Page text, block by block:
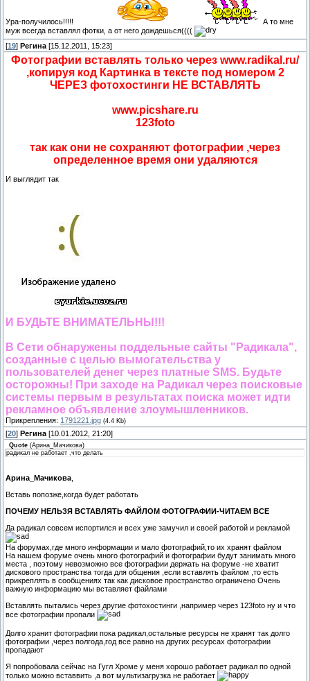
Ура-получилось!!!!!
А то мне
муж всегда вставлял фотки, а от него дождешься((((
[19] Регина [15.12.2011, 15:23]
Фотографии вставлять только через www.radikal.ru/
,копируя код Картинка в тексте под номером 2
ЧЕРЕЗ фотохостинги НЕ ВСТАВЛЯТЬ
www.picshare.ru
123foto
так как они не сохраняют фотографии ,через
определенное время они удаляются
И выглядит так
И БУДЬТЕ ВНИМАТЕЛЬНЫ!!!
В Сети обнаружены поддельные сайты "Радикала",
созданные с целью вымогательства у
пользователей денег через платные SMS. Будьте
осторожны! При заходе на Радикал через поисковые
системы первым в результатах поиска может идти
рекламное объявление злоумышленников.
Прикрепления: 1791221.jpg (4.4 Kb)
[20] Регина [10.01.2012, 21:20]
Quote (Арина_Мачикова)
радикал не работает ,что делать
Арина_Мачикова
Вставь попозже,когда будет работать
ПОЧЕМУ НЕЛЬЗЯ ВСТАВЛЯТЬ ФАЙЛОМ ФОТОГРАФИИ-ЧИТАЕМ ВСЕ
Да радикал совсем испортился и всех уже замучил и своей работой и рекламой
На форумах,где много информации и мало фотографий,то их хранят файлом
На нашем форуме очень много фотографий и фотографии будут занимать много
места , поэтому невозможно все фотографии держать на форуме -не хватит
дискового пространства тогда для общения ,если вставлять файлом ,то есть
прикреплять в сообщениях так как дисковое пространство ограничено Очень
важную информацию мы вставляет файлами
Вставлять пытались через другие фотохостинги ,например через 123foto ну и что
все фотографии пропали
Долго хранит фотографии пока радикал,остальные ресурсы не хранят так долго
фотографии ,через полгода,год все равно на других ресурсах фотографии
пропадают
Я попробовала сейчас на Гугл Хроме у меня хорошо работает радикал по одной
только можно вставвить ,а вот мультизагрузка не работает